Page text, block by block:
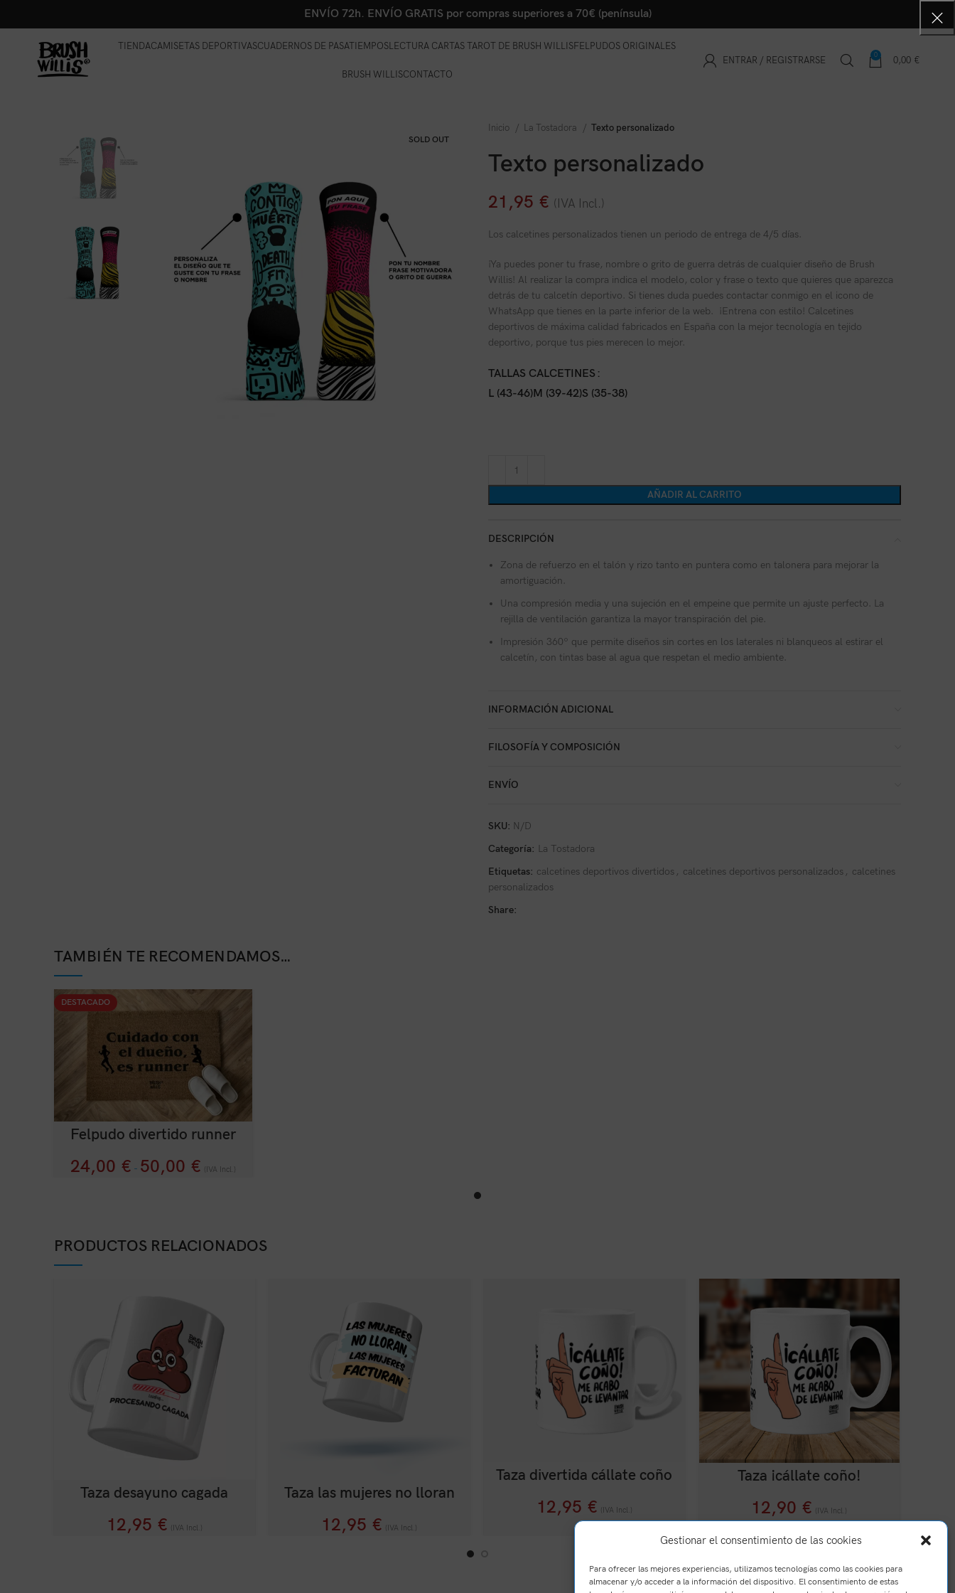
Gestionar el consentimiento de las cookies
Para ofrecer las mejores experiencias, utilizamos tecnologías como las cookies para
almacenar y/o acceder a la información del dispositivo. El consentimiento de estas
ENVÍO 72h. ENVÍO GRATIS por compras superiores a 70€ (península)
TIENDACAMISETAS DEPORTIVASCUADERNOS DE PASATIEMPOSLECTURA CARTAS TAROT DE BRUSH WILLISFELPUDOS ORIGINALES
BRUSH WILLISCONTACTO
ENTRAR / REGISTRARSE 0 0,00 €
SOLD OUT
Inicio La Tostadora Texto personalizado
Texto personalizado
21,95 € (IVA Incl.)
Los calcetines personalizados tienen un periodo de entrega de 4/5 días.
¡Ya puedes poner tu frase, nombre o grito de guerra detrás de cualquier diseño de Brush
Willis! Al realizar la compra indica el modelo, color y frase o texto que quieres que aparezca
detrás de tu calcetín deportivo. Si tienes duda puedes contactar conmigo en el icono de
WhatsApp que tienes en la parte inferior de la web. ¡Entrena con estilo! Calcetines
deportivos de máxima calidad fabricados en España con la mejor tecnología en tejido
deportivo, porque tus pies merecen lo mejor.
TALLAS CALCETINES
L (43-46)M (39-42)S (35-38)
AÑADIR AL CARRITO
DESCRIPCIÓN
Zona de refuerzo en el talón y rizo tanto en puntera como en talonera para mejorar la
amortiguación.
Una compresión media y una sujeción en el empeine que permite un ajuste perfecto. La
rejilla de ventilación garantiza la mayor transpiración del pie.
Impresión 360º que permite diseños sin cortes en los laterales ni blanqueos al estirar el
calcetín, con tintas base al agua que respetan el medio ambiente.
INFORMACIÓN ADICIONAL
FILOSOFÍA Y COMPOSICIÓN
ENVÍO
SKU: N/D
Categoría: La Tostadora
Etiquetas: calcetines deportivos divertidos , calcetines deportivos personalizados , calcetines
personalizados
Share:
TAMBIÉN TE RECOMENDAMOS…
DESTACADO
Felpudo divertido runner
24,00 € - 50,00 € (IVA Incl.)
PRODUCTOS RELACIONADOS
Taza desayuno cagada
12,95 € (IVA Incl.)
Taza las mujeres no lloran
12,95 € (IVA Incl.)
Taza divertida cállate coño
12,95 € (IVA Incl.)
Taza ¡cállate coño!
12,90 € (IVA Incl.)